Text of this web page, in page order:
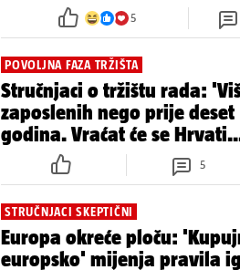
5
POVOLJNA FAZA TRŽIŠTA
Stručnjaci o tržištu rada:
zaposlenih nego prije deset
godina. Vraćat će se
5
STRUČNJACI SKEPTIČNI
Europa okreće ploču:
europsko' mijenja pravila